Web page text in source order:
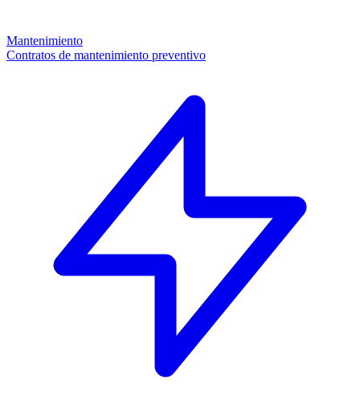
Mantenimiento
Contratos de mantenimiento preventivo